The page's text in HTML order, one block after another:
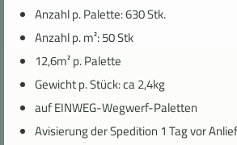
Anzahl p. Palette: 630 Stk.
Anzahl p. m²: 50 Stk
12,6m² p. Palette
Gewicht p. Stück: ca 2,4kg
auf EINWEG-Wegwerf-Paletten
Avisierung der Spedition 1 Tag vor